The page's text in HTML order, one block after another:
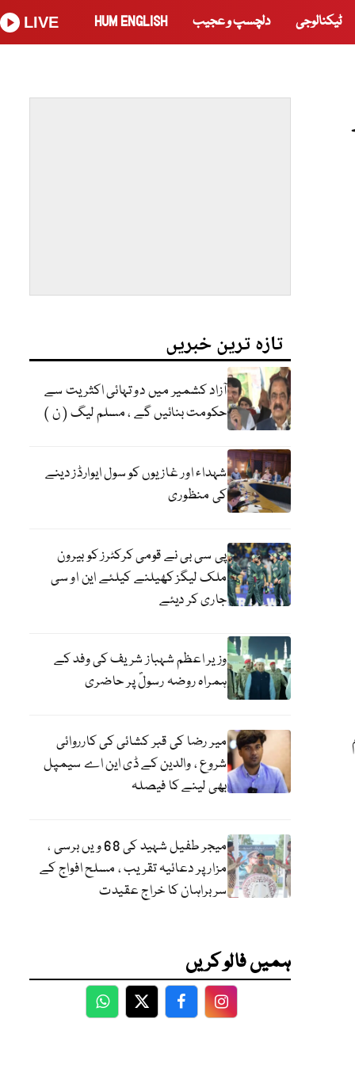
ٹیکنالوجی دلچسپ و عجیب HUM ENGLISH
LIVE
تازہ ترین خبریں
آزاد کشمیر میں دو تہائی اکثریت سے
حکومت بنائیں گے ، مسلم لیگ ( ن )
شہداء اور غازیوں کو سول ایوارڈز دینے
کی منظوری
پی سی بی نے قومی کرکٹرز کو بیرون
ملک لیگز کھیلنے کیلئے این او سی
جاری کر دیئے
وزیر اعظم شہباز شریف کی وفد کے
ہمراہ روضہ رسولؐ پر حاضری
میر رضا کی قبر کشائی کی کارروائی
شروع ، والدین کے ڈی این اے سیمپل
بھی لینے کا فیصلہ
میجر طفیل شہید کی 68 ویں برسی ،
مزار پر دعائیہ تقریب ، مسلح افواج کے
سربراہان کا خراج عقیدت
ہمیں فالو کریں
WhatsApp
TwitterFacebookFacebook